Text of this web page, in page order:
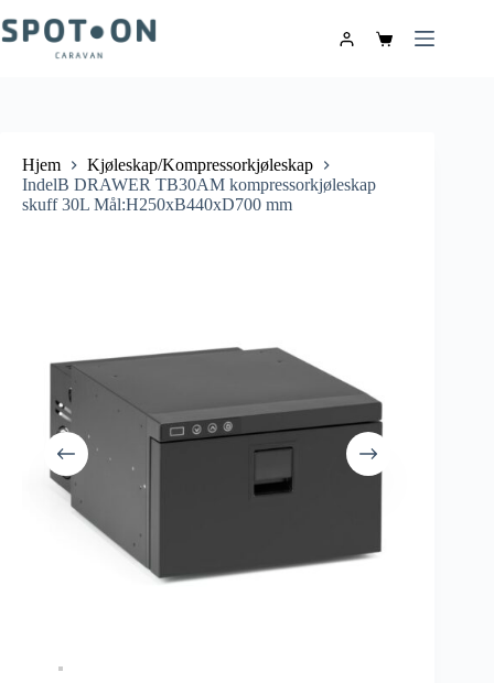
Hjem
Kjøleskap/Kompressorkjøleskap
IndelB DRAWER TB30AM kompressorkjøleskap
skuff 30L Mål:H250xB440xD700 mm